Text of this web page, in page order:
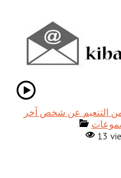
التنعيم عن شخص آخر
13